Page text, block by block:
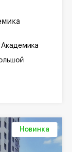
Новинка